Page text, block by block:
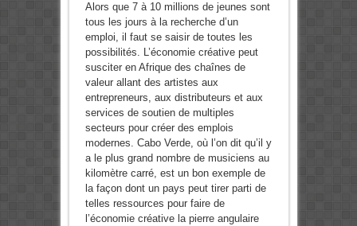
Alors que 7 à 10 millions de jeunes sont
tous les jours à la recherche d’un
emploi, il faut se saisir de toutes les
possibilités. L’économie créative peut
susciter en Afrique des chaînes de
valeur allant des artistes aux
entrepreneurs, aux distributeurs et aux
services de soutien de multiples
secteurs pour créer des emplois
modernes. Cabo Verde, où l’on dit qu’il y
a le plus grand nombre de musiciens au
kilomètre carré, est un bon exemple de
la façon dont un pays peut tirer parti de
telles ressources pour faire de
l’économie créative la pierre angulaire